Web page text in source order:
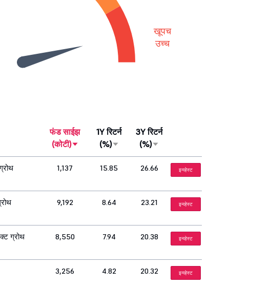
खूपच
उच्च
फंड साईझ
(कोटी)
1Y रिटर्न
(%)
3Y रिटर्न
(%)
1,137 15.85 26.66 इन्व्हेस्ट
9,192 8.64 23.21 इन्व्हेस्ट
ग्रोथ 8,550 7.94 20.38 इन्व्हेस्ट
3,256 4.82 20.32 इन्व्हेस्ट